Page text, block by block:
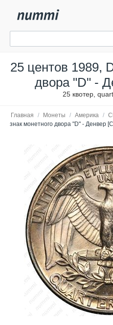
25 центов 1989,
двора "D" -
25 квотер,
Главная / Монеты / Америка /
знак монетного двора "D" - Денвер